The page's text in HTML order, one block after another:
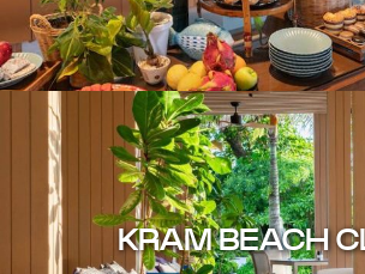
KRAM BEACH